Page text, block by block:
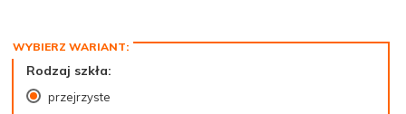
Rodzaj szkła:
przejrzyste